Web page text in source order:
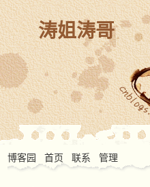
涛姐涛哥
博客园 首页 联系 管理